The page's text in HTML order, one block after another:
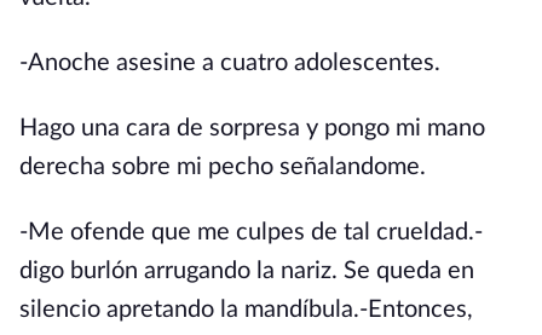
-Anoche asesine a cuatro adolescentes.
Hago una cara de sorpresa y pongo mi mano
derecha sobre mi pecho señalandome.
-Me ofende que me culpes de tal crueldad.-
digo burlón arrugando la nariz. Se queda en
silencio apretando la mandíbula.-Entonces,